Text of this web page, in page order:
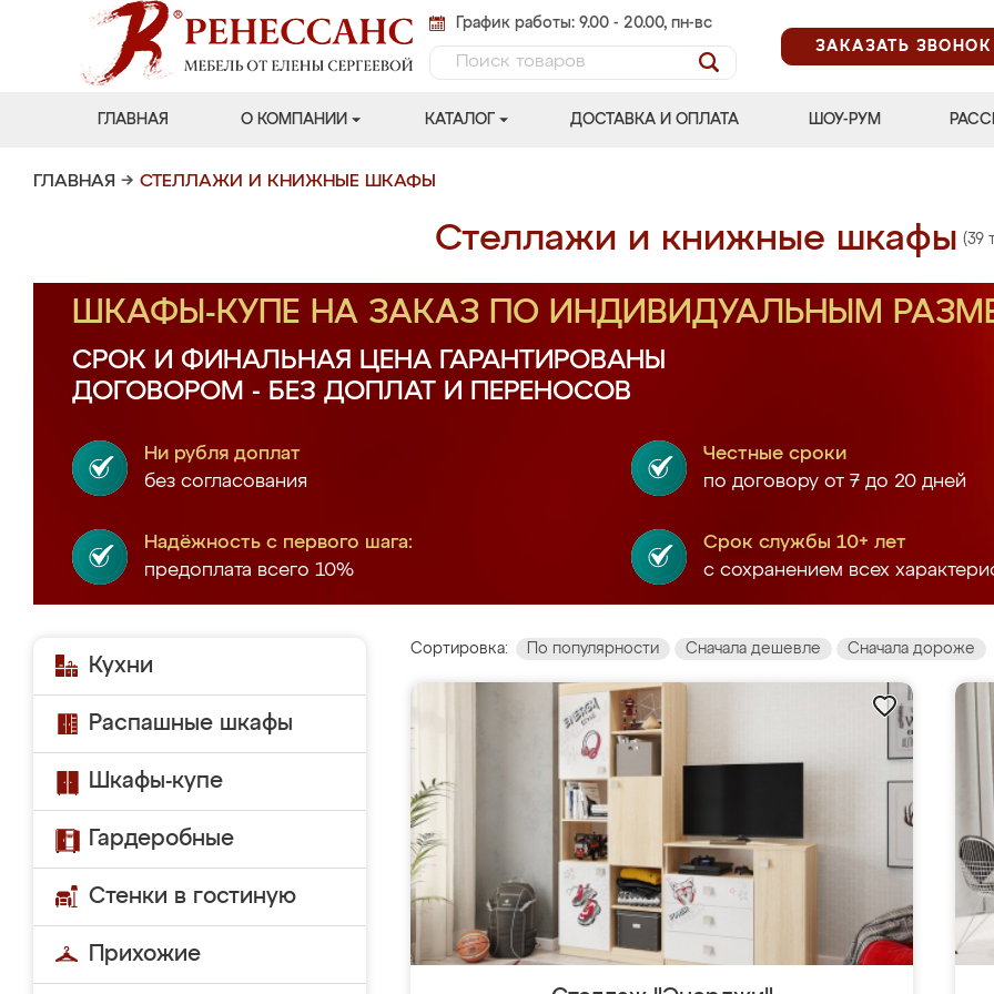
График работы: 9.00 - 20.00, пн-вс
ЗАКАЗАТЬ ЗВОНОК
ГЛАВНАЯ О КОМПАНИИ КАТАЛОГ ДОСТАВКА И ОПЛАТА ШОУ-РУМ
ГЛАВНАЯ → СТЕЛЛАЖИ И КНИЖНЫЕ ШКАФЫ
Стеллажи и книжные шкафы (39
ШКАФЫ-КУПЕ НА ЗАКАЗ ПО ИНДИВИДУАЛЬНЫМ
СРОК И ФИНАЛЬНАЯ ЦЕНА ГАРАНТИРОВАНЫ
ДОГОВОРОМ - БЕЗ ДОПЛАТ И ПЕРЕНОСОВ
Ни рубля доплат
без согласования
Честные сроки
по договору от 7 до 20 дней
Надёжность с первого шага:
предоплата всего 10%
Срок службы 10+ лет
с сохранением всех
Кухни
Распашные шкафы
Шкафы-купе
Гардеробные
Стенки в гостиную
Прихожие
Сортировка: По популярности Сначала дешевле Сначала дороже